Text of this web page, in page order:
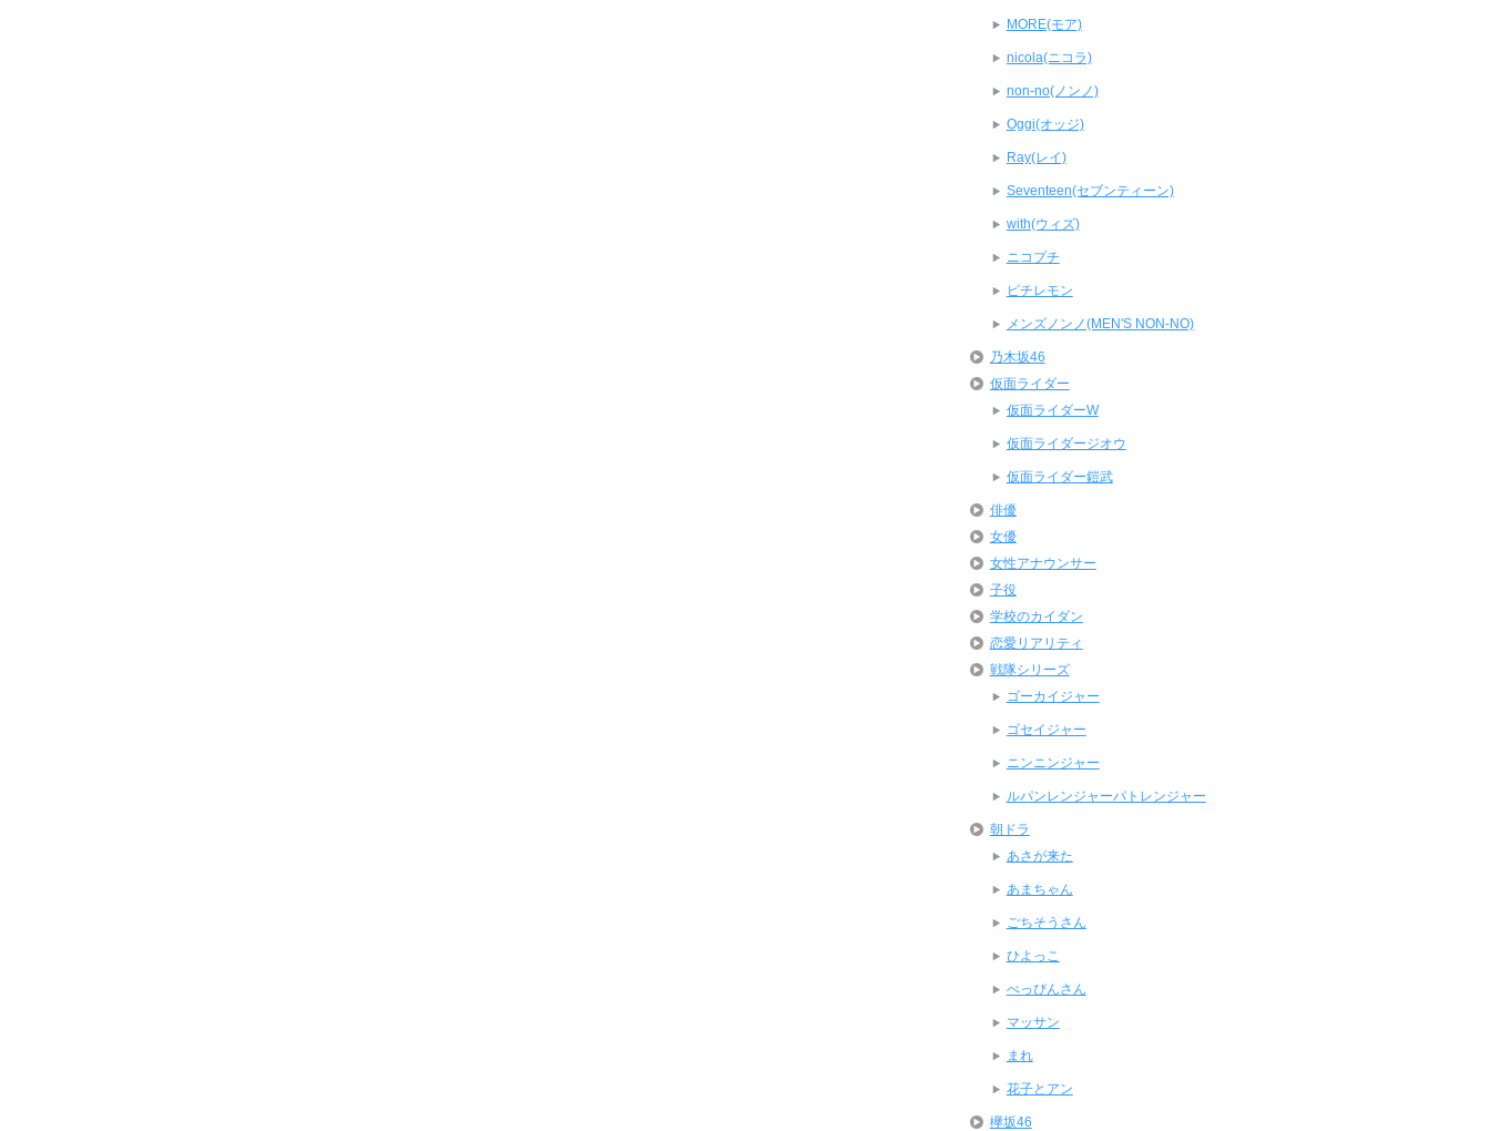
MORE(モア)
nicola(ニコラ)
non-no(ノンノ)
Oggi(オッジ)
Ray(レイ)
Seventeen(セブンティーン)
with(ウィズ)
ニコプチ
ピチレモン
メンズノンノ(MEN'S NON-NO)
乃木坂46
仮面ライダー
仮面ライダーW
仮面ライダージオウ
仮面ライダー鎧武
俳優
女優
女性アナウンサー
子役
学校のカイダン
恋愛リアリティ
戦隊シリーズ
ゴーカイジャー
ゴセイジャー
ニンニンジャー
ルパンレンジャーパトレンジャー
朝ドラ
あさが来た
あまちゃん
ごちそうさん
ひよっこ
べっぴんさん
マッサン
まれ
花子とアン
欅坂46